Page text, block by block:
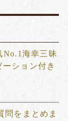
No.1海幸三昧
ション付き
問をまとめま